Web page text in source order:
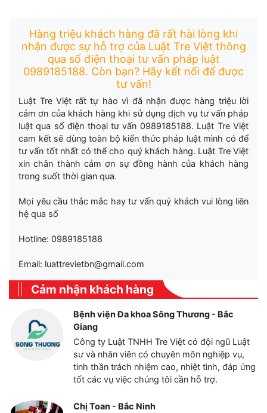
Hàng triệu khách hàng đã rất hài lòng khi
nhận được sự hỗ trợ của Luật Tre Việt thông
qua số điện thoại tư vấn pháp luật
0989185188. Còn bạn? Hãy kết nối để được
tư vấn!
Luật Tre Việt rất tự hào vì đã nhận được hàng triệu lời
cảm ơn của khách hàng khi sử dụng dịch vụ tư vấn pháp
luật qua số điện thoại tư vấn 0989185188. Luật Tre Việt
cam kết sẽ dùng toàn bộ kiến thức pháp luật mình có để
tư vấn tốt nhất có thể cho quý khách hàng. Luật Tre Việt
xin chân thành cảm ơn sự đồng hành của khách hàng
trong suốt thời gian qua.
Mọi yêu cầu thắc mắc hay tư vấn quý khách vui lòng liên
hệ qua số
Hotline: 0989185188
Email: luattrevietbn@gmail.com
Cảm nhận khách hàng
Bệnh viện Đa khoa Sông Thương - Bắc
Giang
Công ty Luật TNHH Tre Việt có đội ngũ Luật
sư và nhân viên có chuyên môn nghiệp vụ,
tinh thần trách nhiệm cao, nhiệt tình, đáp ứng
tốt các vụ việc chúng tôi cần hỗ trợ.
Chị Toan - Bắc Ninh